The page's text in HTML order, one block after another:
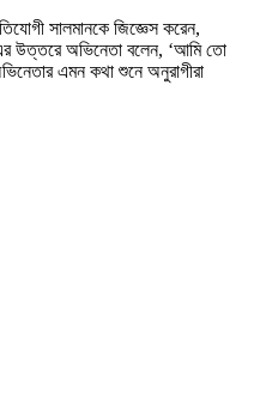
সালমানকে জিজ্ঞেস করেন,
এর উত্তরে অভিনেতা বলেন, ‘আমি তো
এমন কথা শুনে অনুরাগীরা